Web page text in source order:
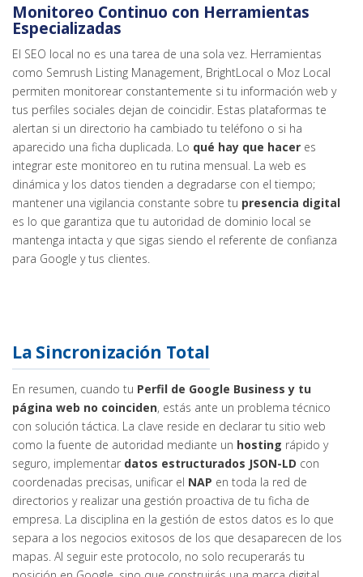
Monitoreo Continuo con Herramientas
Especializadas
El SEO local no es una tarea de una sola vez. Herramientas
como Semrush Listing Management, BrightLocal o Moz Local
permiten monitorear constantemente si tu información web y
tus perfiles sociales dejan de coincidir. Estas plataformas te
alertan si un directorio ha cambiado tu teléfono o si ha
aparecido una ficha duplicada. Lo qué hay que hacer es
integrar este monitoreo en tu rutina mensual. La web es
dinámica y los datos tienden a degradarse con el tiempo;
mantener una vigilancia constante sobre tu presencia digital
es lo que garantiza que tu autoridad de dominio local se
mantenga intacta y que sigas siendo el referente de confianza
para Google y tus clientes.
La Sincronización Total
En resumen, cuando tu Perfil de Google Business y tu
página web no coinciden, estás ante un problema técnico
con solución táctica. La clave reside en declarar tu sitio web
como la fuente de autoridad mediante un hosting rápido y
seguro, implementar datos estructurados JSON-LD con
coordenadas precisas, unificar el NAP en toda la red de
directorios y realizar una gestión proactiva de tu ficha de
empresa. La disciplina en la gestión de estos datos es lo que
separa a los negocios exitosos de los que desaparecen de los
mapas. Al seguir este protocolo, no solo recuperarás tu